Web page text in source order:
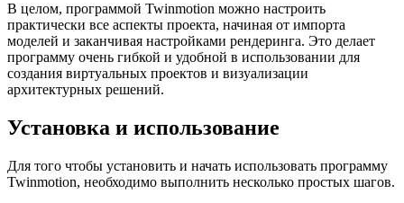
В целом, программой Twinmotion можно настроить
практически все аспекты проекта, начиная от импорта
моделей и заканчивая настройками рендеринга. Это делает
программу очень гибкой и удобной в использовании для
создания виртуальных проектов и визуализации
архитектурных решений.
Установка и использование
Для того чтобы установить и начать использовать программу
Twinmotion, необходимо выполнить несколько простых шагов.